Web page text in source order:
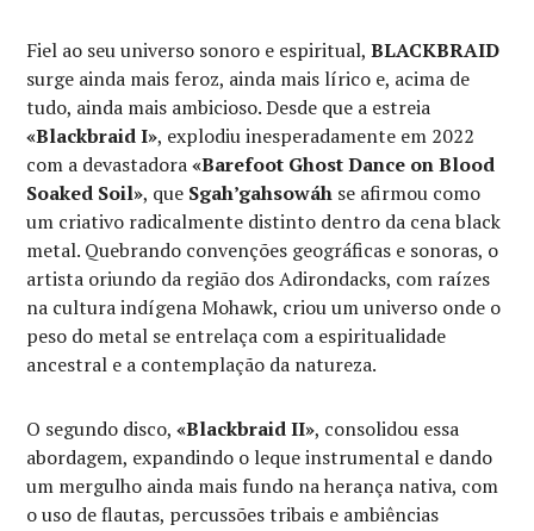
Fiel ao seu universo sonoro e espiritual,BLACKBRAID
surge ainda mais feroz, ainda mais lírico e, acima de
tudo, ainda mais ambicioso. Desde que a estreia
«Blackbraid I», explodiu inesperadamente em 2022
com a devastadora«Barefoot Ghost Dance on Blood
Soaked Soil», que Sgah’gahsowáh se afirmou como
um criativo radicalmente distinto dentro da cena black
metal. Quebrando convenções geográficas e sonoras, o
artista oriundo da região dos Adirondacks, com raízes
na cultura indígena Mohawk, criou um universo onde o
peso do metal se entrelaça com a espiritualidade
ancestral e a contemplação da natureza.
O segundo disco,«Blackbraid II», consolidou essa
abordagem, expandindo o leque instrumental e dando
um mergulho ainda mais fundo na herança nativa, com
o uso de flautas, percussões tribais e ambiências